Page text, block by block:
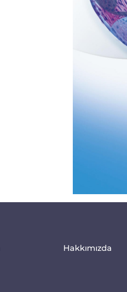
Hakkımızda